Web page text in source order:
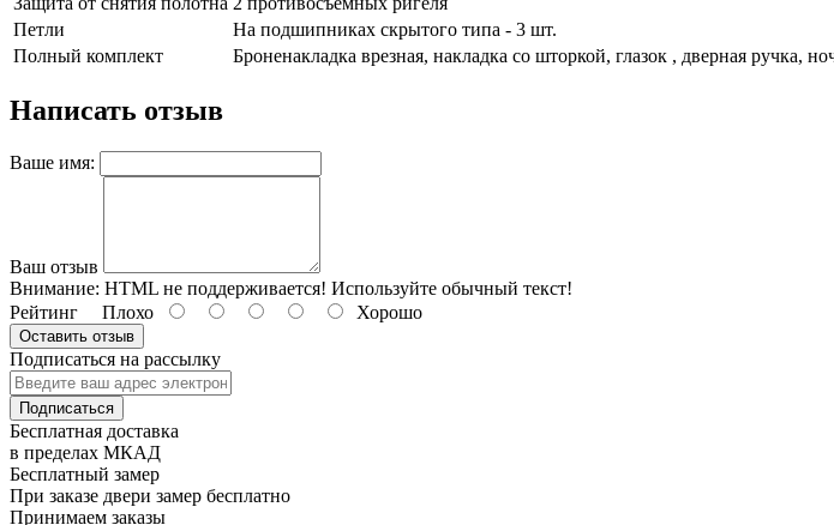
Петли
На подшипниках скрытого типа - 3 шт.
Полный комплект
Броненакладка врезная, накладка со шторкой, глазок , дверная ручка,
Написать отзыв
Ваше имя:
Ваш отзыв
Внимание: HTML не поддерживается! Используйте обычный текст!
Рейтинг Плохо Хорошо
Оставить отзыв
Подписаться на рассылку
Подписаться
Бесплатная доставка
в пределах МКАД
Бесплатный замер
При заказе двери замер бесплатно
Принимаем заказы